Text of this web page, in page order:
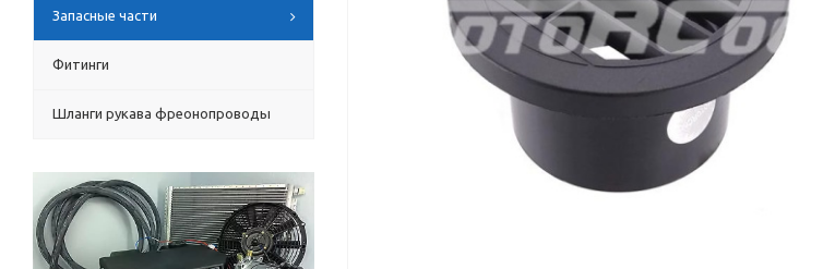
Запасные части
Фитинги
Шланги рукава фреонопроводы